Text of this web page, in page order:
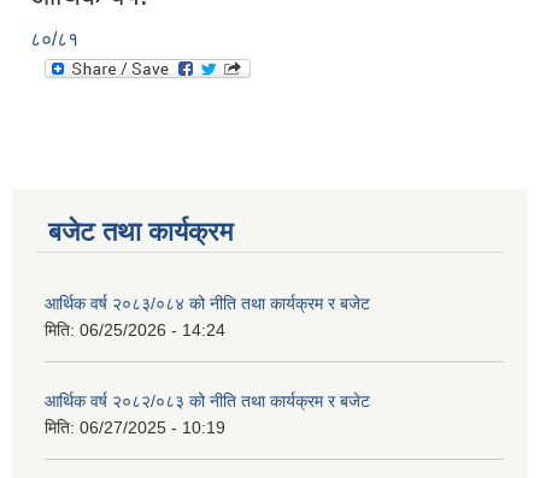
८०/८१
बजेट तथा कार्यक्रम
आर्थिक वर्ष २०८३/०८४ को नीति तथा कार्यक्रम र बजेट
मिति: 06/25/2026 - 14:24
आर्थिक वर्ष २०८२/०८३ को नीति तथा कार्यक्रम र बजेट
मिति: 06/27/2025 - 10:19